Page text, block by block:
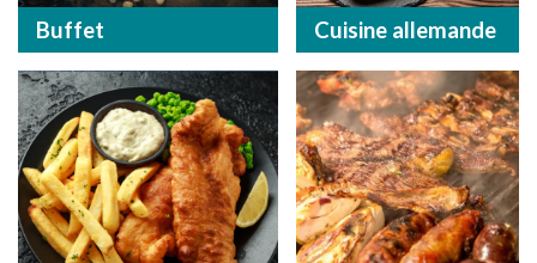
Buffet Cuisine allemande